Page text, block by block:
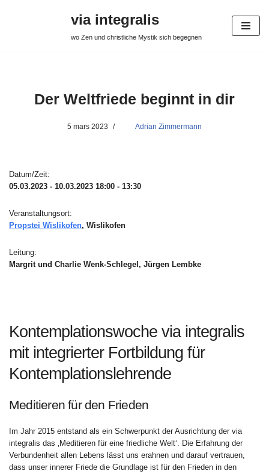
via integralis
wo Zen und christliche Mystik sich begegnen
Der Weltfriede beginnt in dir
5 mars 2023 Adrian Zimmermann
Datum/Zeit:
05.03.2023 - 10.03.2023 18:00 - 13:30
Veranstaltungsort:
Propstei Wislikofen, Wislikofen
Leitung:
Margrit und Charlie Wenk-Schlegel, Jürgen Lembke
Kontemplationswoche via integralis
mit integrierter Fortbildung für
Kontemplationslehrende
Meditieren für den Frieden
Im Jahr 2015 entstand als ein Schwerpunkt der Ausrichtung der via
integralis das ‚Meditieren für eine friedliche Welt‘. Die Erfahrung der
Verbundenheit allen Lebens lässt uns erahnen und darauf vertrauen,
dass unser innerer Friede die Grundlage ist für den Frieden in den